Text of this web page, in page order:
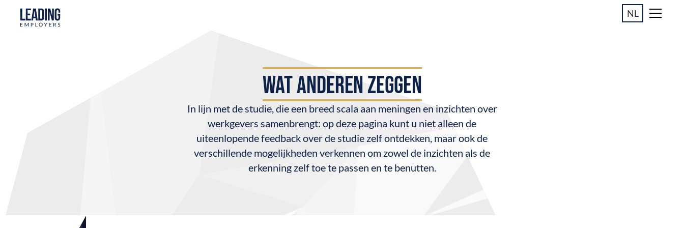
NL
WAT ANDEREN ZEGGEN
In lijn met de studie, die een breed scala aan meningen en inzichten over
werkgevers samenbrengt: op deze pagina kunt u niet alleen de
uiteenlopende feedback over de studie zelf ontdekken, maar ook de
verschillende mogelijkheden verkennen om zowel de inzichten als de
erkenning zelf toe te passen en te benutten.